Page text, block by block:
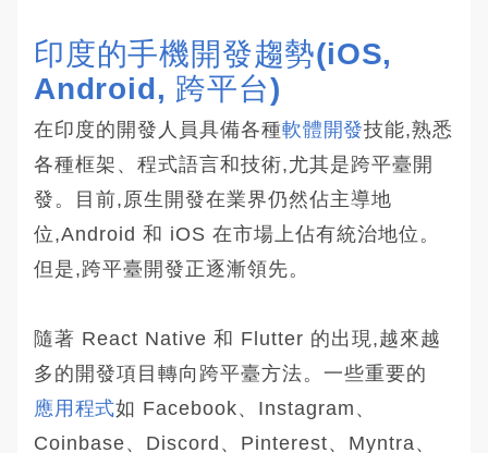
印度的手機開發趨勢(iOS,
Android, 跨平台)
在印度的開發人員具備各種軟體開發技能,熟悉
各種框架、程式語言和技術,尤其是跨平臺開
發。目前,原生開發在業界仍然佔主導地
位,Android 和 iOS 在市場上佔有統治地位。
但是,跨平臺開發正逐漸領先。
隨著 React Native 和 Flutter 的出現,越來越
多的開發項目轉向跨平臺方法。一些重要的
應用程式如 Facebook、Instagram、
Coinbase、Discord、Pinterest、Myntra、